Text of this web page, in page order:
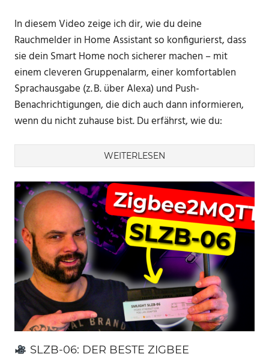
In diesem Video zeige ich dir, wie du deine
Rauchmelder in Home Assistant so konfigurierst, dass
sie dein Smart Home noch sicherer machen – mit
einem cleveren Gruppenalarm, einer komfortablen
Sprachausgabe (z. B. über Alexa) und Push-
Benachrichtigungen, die dich auch dann informieren,
wenn du nicht zuhause bist. Du erfährst, wie du:
WEITERLESEN
SLZB-06: DER BESTE ZIGBEE